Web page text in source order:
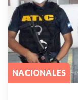
NACIONALES